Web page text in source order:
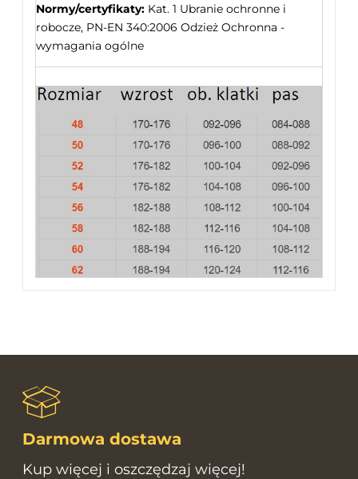
Normy/certyfikaty: Kat. 1 Ubranie ochronne i
robocze, PN-EN 340:2006 Odzież Ochronna -
wymagania ogólne
Darmowa dostawa
Kup więcej i oszczędzaj więcej!